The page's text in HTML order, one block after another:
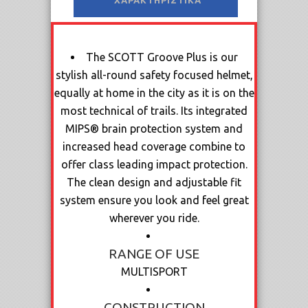
The SCOTT Groove Plus is our
stylish all-round safety focused helmet,
equally at home in the city as it is on the
most technical of trails. Its integrated
MIPS® brain protection system and
increased head coverage combine to
offer class leading impact protection.
The clean design and adjustable fit
system ensure you look and feel great
wherever you ride.
RANGE OF USE
MULTISPORT